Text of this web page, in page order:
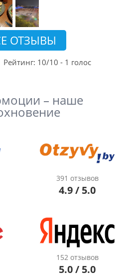
ОТЗЫВЫ
Рейтинг: 10/10 - 1 голос
– наше
391 отзывов
4.9 / 5.0
152 отзывов
5.0 / 5.0